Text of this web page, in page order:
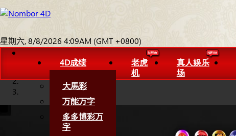
星期六, 8/8/2026 4:09AM (GMT +0800)
4D成绩
大馬彩
万能万字
多多博彩万
字
老虎
机
真人娱乐
场